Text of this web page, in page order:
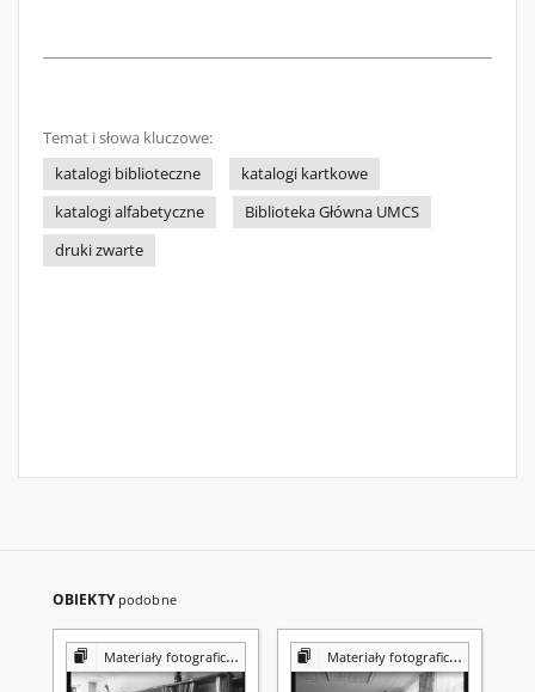
Temat i słowa kluczowe:
katalogi biblioteczne
katalogi kartkowe
katalogi alfabetyczne
Biblioteka Główna UMCS
druki zwarte
OBIEKTY podobne
Materiały fotograficzne z Pracowni Reprografii Biblioteki UMCS Materiały fotograficzne z Pracowni Reprografii Biblioteki UMCS